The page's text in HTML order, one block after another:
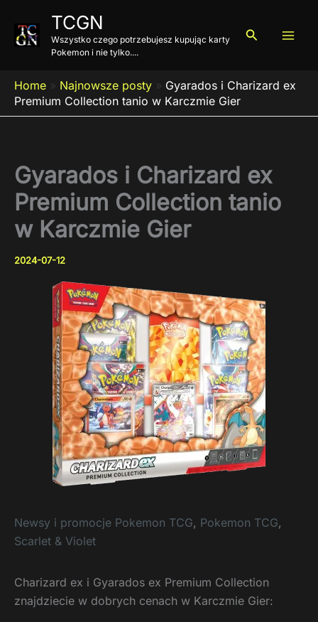
treści
TCGN
Wszystko czego potrzebujesz kupując karty
Pokemon i nie tylko....
Szukaj
Home » Najnowsze posty » Gyarados i Charizard ex
Premium Collection tanio w Karczmie Gier
Gyarados i Charizard ex
Premium Collection tanio
w Karczmie Gier
2024-07-12
Newsy i promocje Pokemon TCG, Pokemon TCG,
Scarlet & Violet
Charizard ex i Gyarados ex Premium Collection
znajdziecie w dobrych cenach w Karczmie Gier: